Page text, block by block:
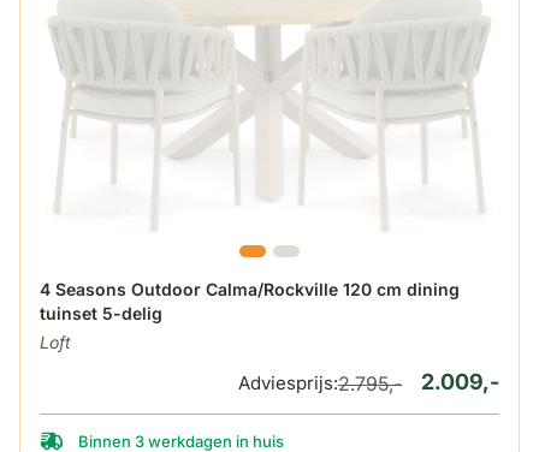
4 Seasons Outdoor Calma/Rockville 120 cm dining
tuinset 5-delig
Loft
De prijs is afhankelijk van de gekozen opties op de
2.009,-
Adviesprijs:2.795,-
Binnen 3 werkdagen in huis